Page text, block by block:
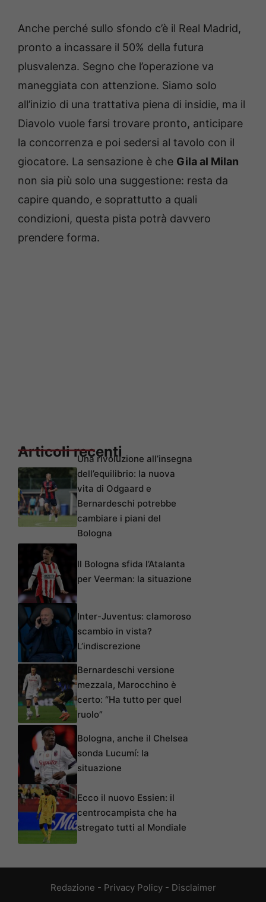
Anche perché sullo sfondo c’è il Real Madrid,
pronto a incassare il 50% della futura
plusvalenza. Segno che l’operazione va
maneggiata con attenzione. Siamo solo
all’inizio di una trattativa piena di insidie, ma il
Diavolo vuole farsi trovare pronto, anticipare
la concorrenza e poi sedersi al tavolo con il
giocatore. La sensazione è che Gila al Milan
non sia più solo una suggestione: resta da
capire quando, e soprattutto a quali
condizioni, questa pista potrà davvero
prendere forma.
Articoli recentiUna rivoluzione all’insegna
dell’equilibrio: la nuova
vita di Odgaard e
Bernardeschi potrebbe
cambiare i piani del
Bologna
Il Bologna sfida l’Atalanta
per Veerman: la situazione
Inter-Juventus: clamoroso
scambio in vista?
L’indiscrezione
Bernardeschi versione
mezzala, Marocchino è
certo: “Ha tutto per quel
ruolo”
Bologna, anche il Chelsea
sonda Lucumí: la
situazione
Ecco il nuovo Essien: il
centrocampista che ha
stregato tutti al Mondiale
Redazione - Privacy Policy- Disclaimer